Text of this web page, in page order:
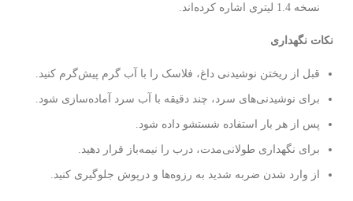
نسخه 1.4 لیتری اشاره کرده‌اند.
نکات نگهداری
قبل از ریختن نوشیدنی داغ، فلاسک را با آب گرم پیش‌گرم کنید.
برای نوشیدنی‌های سرد، چند دقیقه با آب سرد آماده‌سازی شود.
پس از هر بار استفاده شستشو داده شود.
برای نگهداری طولانی‌مدت، درب را نیمه‌باز قرار دهید.
از وارد شدن ضربه شدید به رزوه‌ها و درپوش جلوگیری کنید.